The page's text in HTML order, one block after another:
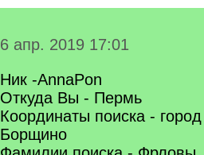
6 апр. 2019 17:01
Ник -AnnaPon
Откуда Вы - Пермь
Координаты поиска -
Борщино